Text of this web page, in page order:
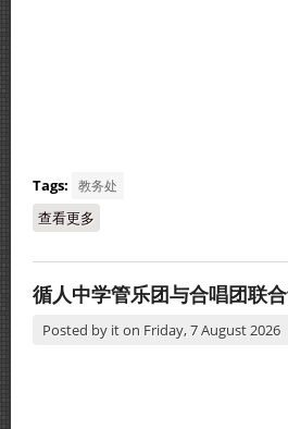
Tags: 教务处
查看更多
循人中学管乐团与合唱团联
Posted by iton Friday, 7 August 2026